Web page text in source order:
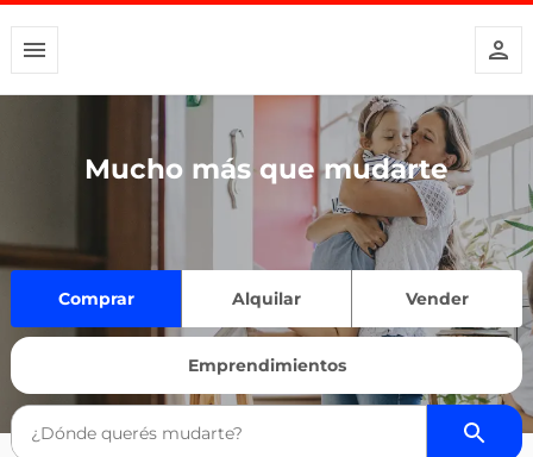
Mucho más que mudarte
Comprar Alquilar Vender
Emprendimientos